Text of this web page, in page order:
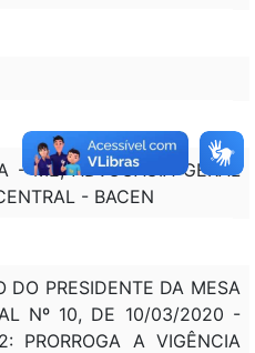
- ME; ADVOCACIA-GERAL
- BACEN
DO PRESIDENTE DA MESA
Nº 10, DE 10/03/2020 -
A VIGÊNCIA